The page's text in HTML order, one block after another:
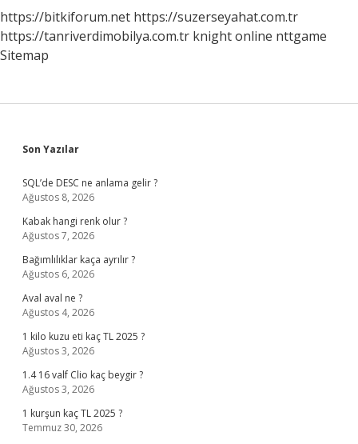
https://bitkiforum.net https://suzerseyahat.com.tr
https://tanriverdimobilya.com.tr knight online nttgame
Sitemap
Sidebar
Son Yazılar
SQL’de DESC ne anlama gelir ?
Ağustos 8, 2026
Kabak hangi renk olur ?
Ağustos 7, 2026
Bağımlılıklar kaça ayrılır ?
Ağustos 6, 2026
Aval aval ne ?
Ağustos 4, 2026
1 kilo kuzu eti kaç TL 2025 ?
Ağustos 3, 2026
1.4 16 valf Clio kaç beygir ?
Ağustos 3, 2026
1 kurşun kaç TL 2025 ?
Temmuz 30, 2026